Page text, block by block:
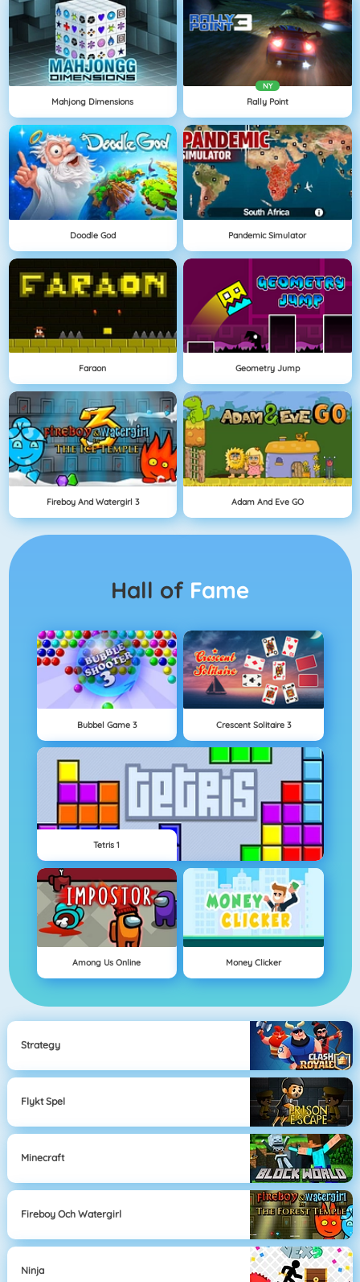
Mahjong Dimensions
NY
Rally Point
Doodle God Pandemic Simulator
Faraon Geometry Jump
Fireboy And Watergirl 3 Adam And Eve GO
Hall of Fame
Bubbel Game 3 Crescent Solitaire 3
Tetris 1
Among Us Online Money Clicker
Strategy
Flykt Spel
Minecraft
Fireboy Och Watergirl
Ninja